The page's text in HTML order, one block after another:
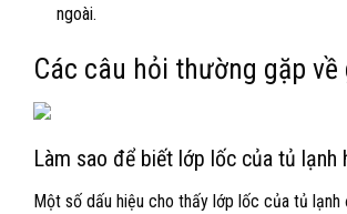
ngoài.
Các câu hỏi thường gặp
Làm sao để biết lớp lốc của tủ lạnh
Một số dấu hiệu cho thấy lớp lốc của tủ lạnh